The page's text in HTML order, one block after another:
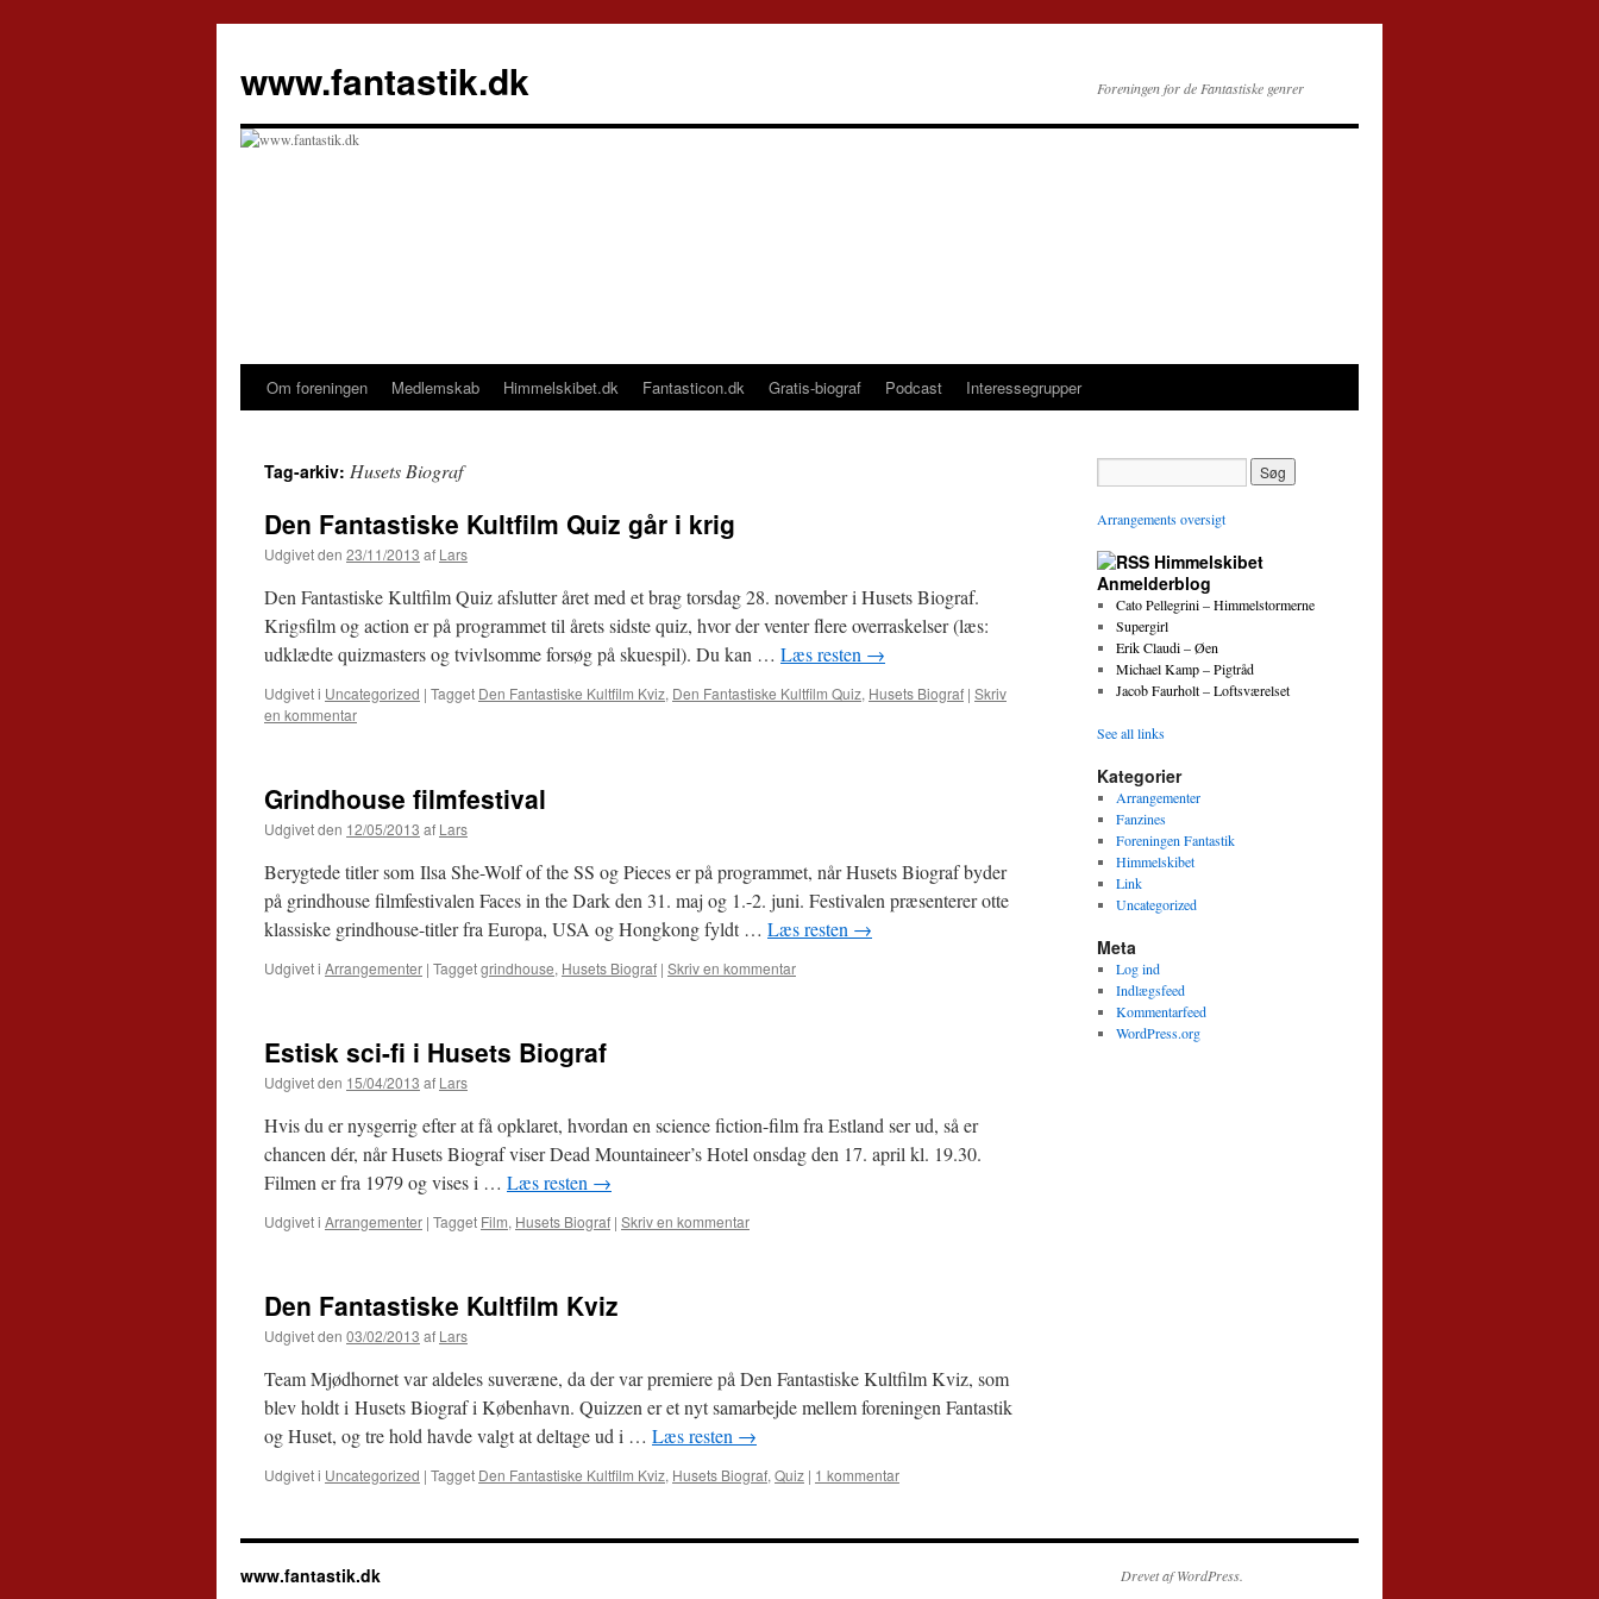
indhold
www.fantastik.dk Foreningen for de Fantastiske genrer
Om foreningen Medlemskab Himmelskibet.dk Fantasticon.dk Gratis-biograf Podcast Interessegrupper
Tag-arkiv: Husets Biograf
Den Fantastiske Kultfilm Quiz går i krig
Udgivet den 23/11/2013 af Lars
Den Fantastiske Kultfilm Quiz afslutter året med et brag torsdag 28. november i Husets Biograf.
Krigsfilm og action er på programmet til årets sidste quiz, hvor der venter flere overraskelser (læs:
udklædte quizmasters og tvivlsomme forsøg på skuespil). Du kan … Læs resten →
Udgivet i Uncategorized | Tagget Den Fantastiske Kultfilm Kviz, Den Fantastiske Kultfilm Quiz, Husets Biograf | Skriv
en kommentar
Grindhouse filmfestival
Udgivet den 12/05/2013 af Lars
Berygtede titler som Ilsa She-Wolf of the SS og Pieces er på programmet, når Husets Biograf byder
på grindhouse filmfestivalen Faces in the Dark den 31. maj og 1.-2. juni. Festivalen præsenterer otte
klassiske grindhouse-titler fra Europa, USA og Hongkong fyldt … Læs resten →
Udgivet i Arrangementer | Taggetgrindhouse, Husets Biograf | Skriv en kommentar
Estisk sci-fi i Husets Biograf
Udgivet den 15/04/2013 af Lars
Hvis du er nysgerrig efter at få opklaret, hvordan en science fiction-film fra Estland ser ud, så er
chancen dér, når Husets Biograf viser Dead Mountaineer’s Hotel onsdag den 17. april kl. 19.30.
Filmen er fra 1979 og vises i … Læs resten →
Udgivet i Arrangementer | Tagget Film, Husets Biograf | Skriv en kommentar
Den Fantastiske Kultfilm Kviz
Udgivet den 03/02/2013 af Lars
Team Mjødhornet var aldeles suveræne, da der var premiere på Den Fantastiske Kultfilm Kviz, som
blev holdt i Husets Biograf i København. Quizzen er et nyt samarbejde mellem foreningen Fantastik
og Huset, og tre hold havde valgt at deltage ud i … Læs resten →
Udgivet i Uncategorized | Tagget Den Fantastiske Kultfilm Kviz, Husets Biograf, Quiz | 1 kommentar
Arrangements oversigt
Himmelskibet
Anmelderblog
Cato Pellegrini – Himmelstormerne
Supergirl
Erik Claudi – Øen
Michael Kamp – Pigtråd
Jacob Faurholt – Loftsværelset
See all links
Kategorier
Arrangementer
Fanzines
Foreningen Fantastik
Himmelskibet
Link
Uncategorized
Meta
Log ind
Indlægsfeed
Kommentarfeed
WordPress.org
www.fantastik.dk Drevet af WordPress.